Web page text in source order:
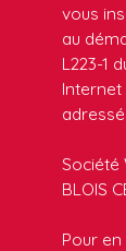
vous
au
L223-1
Société
BLOIS
Pour